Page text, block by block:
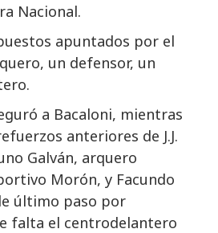
Nacional.
apuntados por el
un defensor, un
a Bacaloni, mientras
anteriores de J.J.
Galván, arquero
Morón, y Facundo
último paso por
falta el centrodelantero